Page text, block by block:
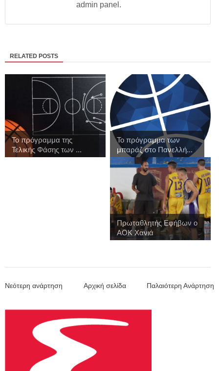
admin panel.
RELATED POSTS
Το πρόγραμμα της
Τελικής Φάσης των ...
Το πρόγραμμα των
μπαράζ στο Πανελλή...
Πρωταθλητής Εφήβων ο
ΑΟΚ Χανιά
Νεότερη ανάρτηση Παλαιότερη Ανάρτηση
Αρχική σελίδα